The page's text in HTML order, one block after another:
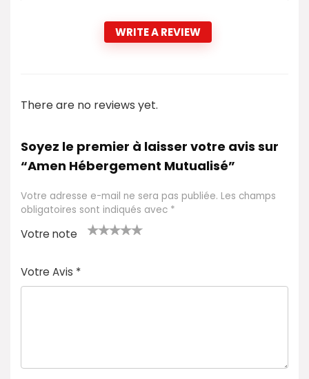
WRITE A REVIEW
There are no reviews yet.
Soyez le premier à laisser votre avis sur
“Amen Hébergement Mutualisé”
Votre adresse e-mail ne sera pas publiée. Les champs
obligatoires sont indiqués avec *
Votre note
t
ur
s
5
Votre Avis *